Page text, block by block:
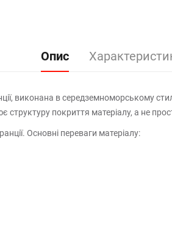
Опис
виконана в середземноморському
структуру покриття матеріалу, а не
Основні переваги матеріалу: